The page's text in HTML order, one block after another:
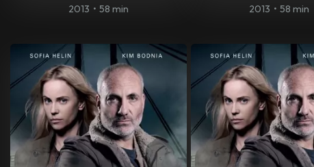
2013 • 58 min 2013 • 58 min